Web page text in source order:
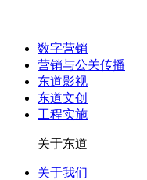
数字营销
营销与公关传播
东道影视
东道文创
工程实施
关于东道
关于我们